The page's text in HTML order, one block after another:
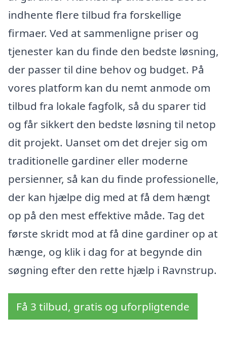
indhente flere tilbud fra forskellige
firmaer. Ved at sammenligne priser og
tjenester kan du finde den bedste løsning,
der passer til dine behov og budget. På
vores platform kan du nemt anmode om
tilbud fra lokale fagfolk, så du sparer tid
og får sikkert den bedste løsning til netop
dit projekt. Uanset om det drejer sig om
traditionelle gardiner eller moderne
persienner, så kan du finde professionelle,
der kan hjælpe dig med at få dem hængt
op på den mest effektive måde. Tag det
første skridt mod at få dine gardiner op at
hænge, og klik i dag for at begynde din
søgning efter den rette hjælp i Ravnstrup.
Få 3 tilbud, gratis og uforpligtende